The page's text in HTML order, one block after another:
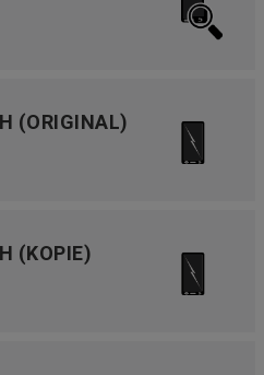
(ORIGINAL)
(KOPIE)